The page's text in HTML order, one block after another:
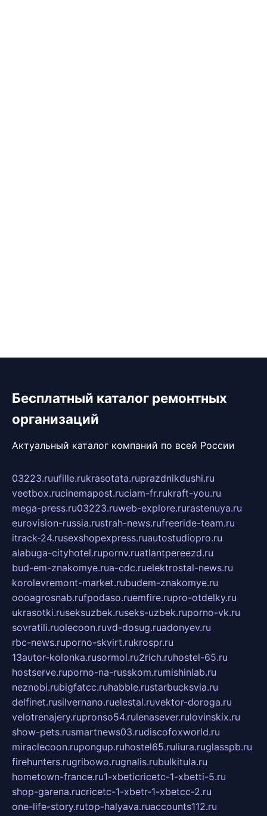
Бесплатный каталог ремонтных
организаций
Актуальный каталог компаний по всей России
03223.ruufille.rukrasotata.ruprazdnikdushi.ru
veetbox.rucinemapost.ruciam-fr.rukraft-you.ru
mega-press.ru03223.ruweb-explore.rurastenuya.ru
eurovision-russia.rustrah-news.rufreeride-team.ru
itrack-24.rusexshopexpress.ruautostudiopro.ru
alabuga-cityhotel.rupornv.ruatlantpereezd.ru
bud-em-znakomye.rua-cdc.ruelektrostal-news.ru
korolevremont-market.rubudem-znakomye.ru
oooagrosnab.rufpodaso.ruemfire.rupro-otdelky.ru
ukrasotki.ruseksuzbek.ruseks-uzbek.ruporno-vk.ru
sovratili.ruolecoon.ruvd-dosug.ruadonyev.ru
rbc-news.ruporno-skvirt.rukrospr.ru
13autor-kolonka.rusormol.ru2rich.ruhostel-65.ru
hostserve.ruporno-na-russkom.rumishinlab.ru
neznobi.rubigfatcc.ruhabble.rustarbucksvia.ru
delfinet.rusilvernano.ruelestal.ruvektor-doroga.ru
velotrenajery.rupronso54.rulenasever.rulovinskix.ru
show-pets.rusmartnews03.rudiscofoxworld.ru
miraclecoon.rupongup.ruhostel65.ruliura.ruglasspb.ru
firehunters.rugribowo.rugnalis.rubulkitula.ru
hometown-france.ru1-xbeticricetc-1-xbetti-5.ru
shop-garena.rucricetc-1-xbetr-1-xbetcc-2.ru
one-life-story.rutop-halyava.ruaccounts112.ru